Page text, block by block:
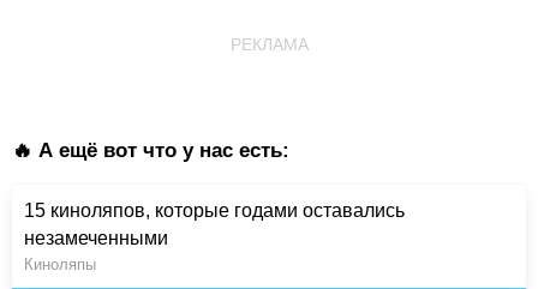
РЕКЛАМА
🔥 А ещё вот что у нас есть:
15 киноляпов, которые годами оставались
незамеченными
Киноляпы